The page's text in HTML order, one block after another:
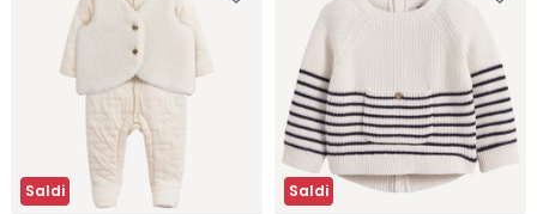
Saldi Saldi